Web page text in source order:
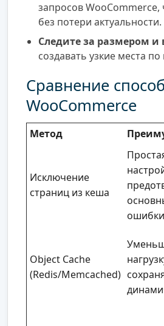
запросов WooCommerce,
без потери актуальности.
Следите за размером
создавать узкие места
Сравнение
WooCommerce
Метод
Исключение
страниц из кеша
ошибки
Object Cache
(Redis/Memcached)